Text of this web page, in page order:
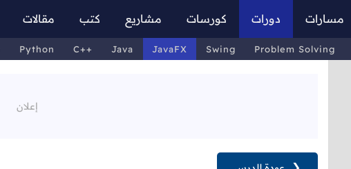
مسارات دورات كورسات مشاريع كتب مقالات
Python C++ Java JavaFX Swing Problem Solving